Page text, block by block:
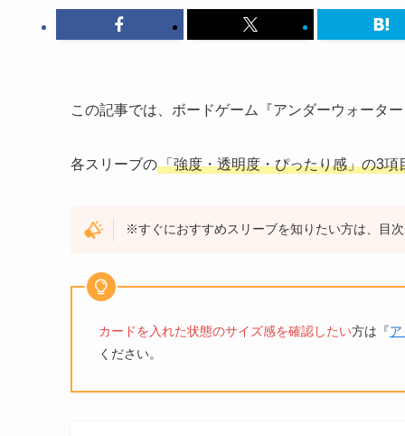
この記事では、ボードゲーム『アンダーウォータ
各スリーブの「強度・透明度・ぴったり感」の3項
※すぐにおすすめスリーブを知りたい方は、目
カードを入れた状態のサイズ感を確認したい方は『
ください。